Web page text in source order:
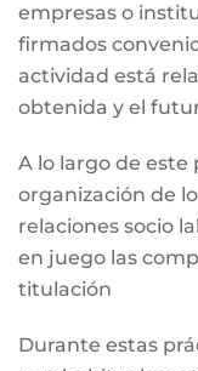
empresas o
firmados
actividad está
obtenida y el
A lo largo de este
organización de
relaciones socio
en juego las
titulación
Durante estas